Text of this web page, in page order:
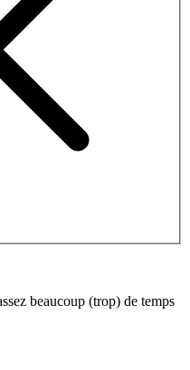
beaucoup (trop) de temps